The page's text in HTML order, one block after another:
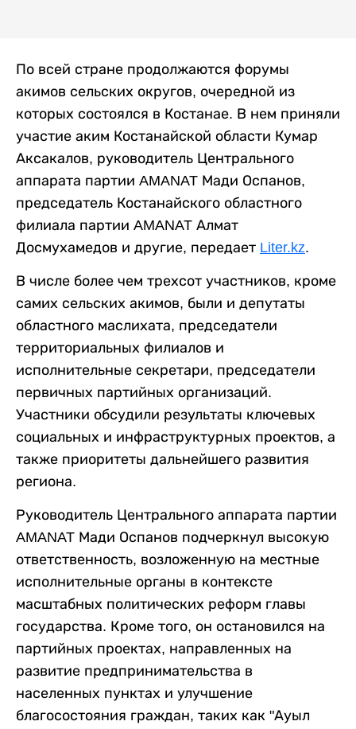
По всей стране продолжаются форумы
акимов сельских округов, очередной из
которых состоялся в Костанае. В нем приняли
участие аким Костанайской области Кумар
Аксакалов, руководитель Центрального
аппарата партии AMANAT Мади Оспанов,
председатель Костанайского областного
филиала партии AMANAT Алмат
Досмухамедов и другие, передает Liter.kz.
В числе более чем трехсот участников, кроме
самих сельских акимов, были и депутаты
областного маслихата, председатели
территориальных филиалов и
исполнительные секретари, председатели
первичных партийных организаций.
Участники обсудили результаты ключевых
социальных и инфраструктурных проектов, а
также приоритеты дальнейшего развития
региона.
Руководитель Центрального аппарата партии
AMANAT Мади Оспанов подчеркнул высокую
ответственность, возложенную на местные
исполнительные органы в контексте
масштабных политических реформ главы
государства. Кроме того, он остановился на
партийных проектах, направленных на
развитие предпринимательства в
населенных пунктах и улучшение
благосостояния граждан, таких как "Ауыл